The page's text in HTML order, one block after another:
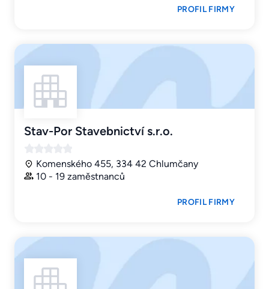
PROFIL FIRMY
Stav-Por Stavebnictví s.r.o.
Komenského 455, 334 42 Chlumčany
10 - 19 zaměstnanců
PROFIL FIRMY